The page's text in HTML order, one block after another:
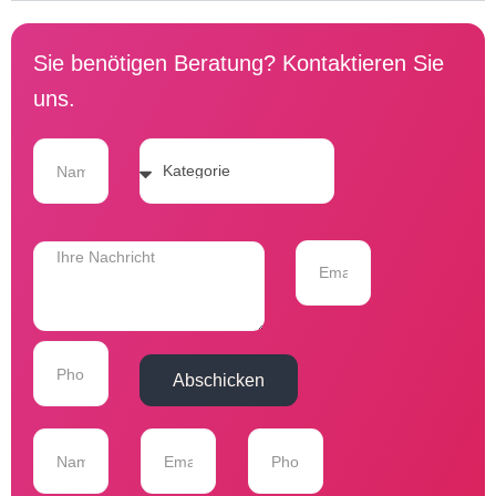
Sie benötigen Beratung? Kontaktieren Sie
uns.
Abschicken